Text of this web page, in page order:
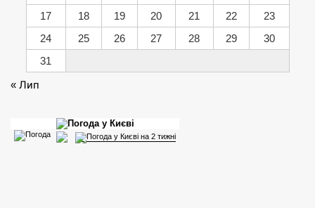
17
18 19 20 21 22
23
24
25 26 27 28 29
30
31
« Лип